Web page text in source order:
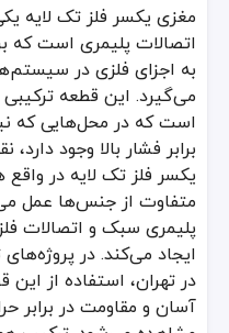
مغزی یکسر فلز تک لایه از
در تهران که بسیاری از
مزایای استفاده از مغزی
مقاومت بالا در برابر
جلوگیری از نشتی در نقاط
نصب آسان و سریع که باعث
وزن سبک‌تر نسبت به اتصالات
دوام طولانی در برابر
در جدول زیر مقایسه‌ای بین
نوع اتصال
مغزی یکسر فلز تک لایه
اتصالات پلیمری است که
به اجزای فلزی در
می‌گیرد. این قطعه ترکیبی
است که در محل‌هایی که
برابر فشار بالا وجود
یکسر فلز تک لایه در واقع
متفاوت از جنس‌ها عمل
پلیمری سبک و اتصالات
ایجاد می‌کند. در
در تهران، استفاده از
آسان و مقاومت در برابر